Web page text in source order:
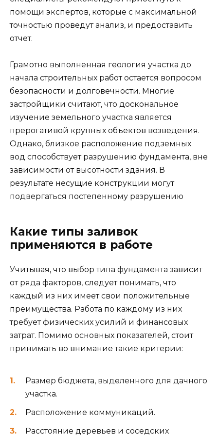
помощи экспертов, которые с максимальной
точностью проведут анализ, и предоставить
отчет.
Грамотно выполненная геология участка до
начала строительных работ остается вопросом
безопасности и долговечности. Многие
застройщики считают, что доскональное
изучение земельного участка является
прерогативой крупных объектов возведения.
Однако, близкое расположение подземных
вод способствует разрушению фундамента, вне
зависимости от высотности здания. В
результате несущие конструкции могут
подвергаться постепенному разрушению
Какие типы заливок
применяются в работе
Учитывая, что выбор типа фундамента зависит
от ряда факторов, следует понимать, что
каждый из них имеет свои положительные
преимущества. Работа по каждому из них
требует физических усилий и финансовых
затрат. Помимо основных показателей, стоит
принимать во внимание такие критерии:
Размер бюджета, выделенного для дачного
участка.
Расположение коммуникаций.
Расстояние деревьев и соседских